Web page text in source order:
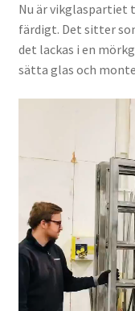
Nu är vikglaspartiet
färdigt. Det sitter
det lackas i en
sätta glas och